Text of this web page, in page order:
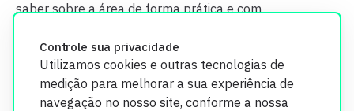
Controle sua privacidade
Utilizamos cookies e outras tecnologias de
medição para melhorar a sua experiência de
navegação no nosso site, conforme a nossa
saber sobre a área de forma prática e com